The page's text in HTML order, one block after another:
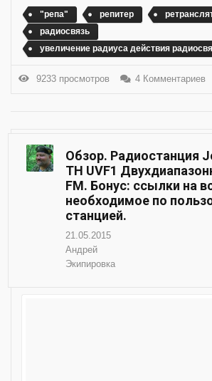
"репа" репитер
радиосвязь
увеличение радиуса действия
9233 просмотров 4 Комментариев
Обзор. Радиостанция
TH UVF1
FM. Бонус: ссылки на
необходимое по
станцией.
21.05.2015
Андрей
Экипировка